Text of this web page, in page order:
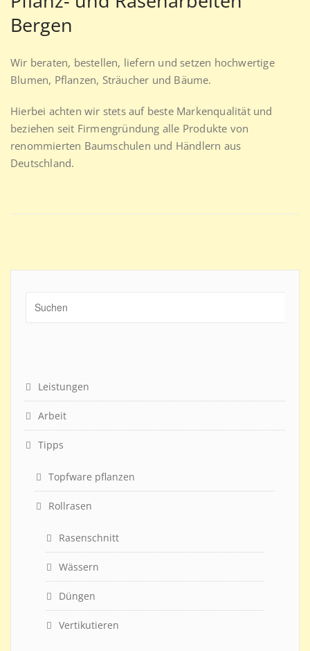
Bergen
Wir beraten, bestellen, liefern und setzen hochwertige
Blumen, Pflanzen, Sträucher und Bäume.
Hierbei achten wir stets auf beste Markenqualität und
beziehen seit Firmengründung alle Produkte von
renommierten Baumschulen und Händlern aus
Deutschland.
Leistungen
Arbeit
Tipps
Topfware pflanzen
Rollrasen
Rasenschnitt
Wässern
Düngen
Vertikutieren